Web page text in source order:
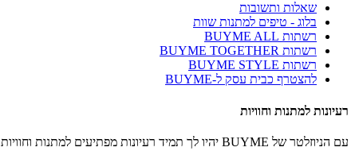
שאלות ותשובות
בלוג - טיפים למתנות שוות
רשתות BUYME ALL
רשתות BUYME TOGETHER
רשתות BUYME STYLE
להצטרף כבית עסק ל-BUYME
רעיונות למתנות וחוויות
עם הניוזלטר של BUYME יהיו לך תמיד רעיונות מפתיעים למתנות וחוויות.